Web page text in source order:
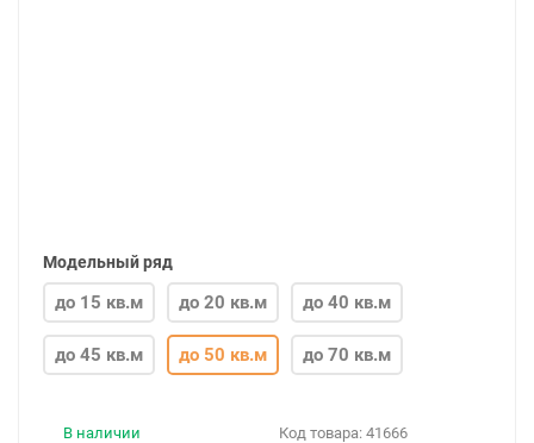
Модельный ряд
до 15 кв.м до 20 кв.м до 40 кв.м
до 45 кв.м до 50 кв.м до 70 кв.м
Код товара: 41666
В наличии